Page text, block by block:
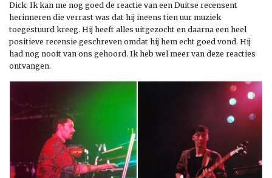
Dick: Ik kan me nog goed de reactie van een Duitse recensent
herinneren die verrast was dat hij ineens tien uur muziek
toegestuurd kreeg. Hij heeft alles uitgezocht en daarna een heel
positieve recensie geschreven omdat hij hem echt goed vond. Hij
had nog nooit van ons gehoord. Ik heb wel meer van deze reacties
ontvangen.